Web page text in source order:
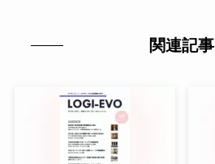
関連記事